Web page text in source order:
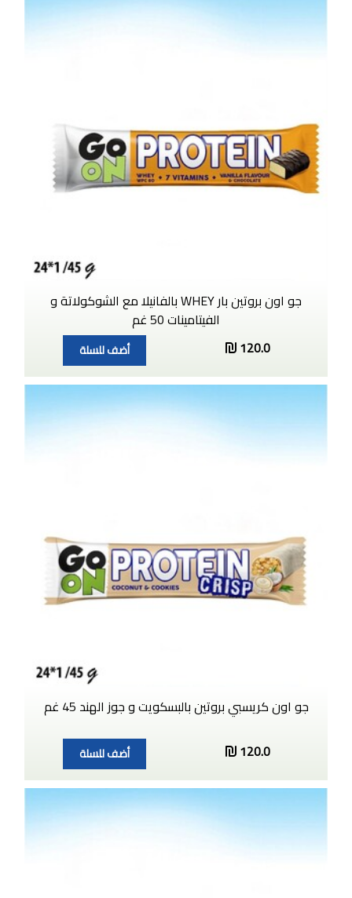
جو اون بروتين بار WHEY بالفانيلا مع الشوكولاتة و
الفيتامينات 50 غم
120.0
أضف للسلة
جو اون كريسبي بروتين بالبسكويت و جوز الهند 45 غم
120.0
أضف للسلة